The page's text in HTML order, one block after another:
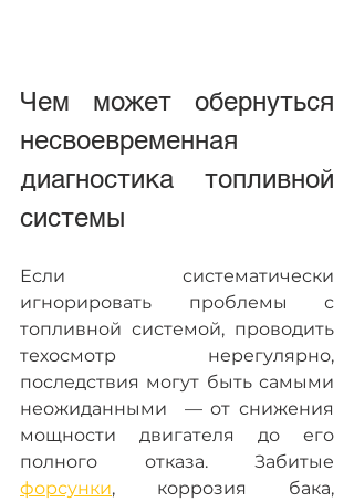
Чем может обернуться
несвоевременная
диагностика топливной
системы
Если систематически
игнорировать проблемы с
топливной системой, проводить
техосмотр нерегулярно,
последствия могут быть самыми
неожиданными  — от снижения
мощности двигателя до его
форсунки